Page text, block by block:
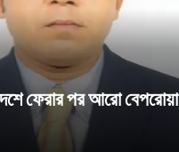
ফেরার পর আরো বেপরোয়া